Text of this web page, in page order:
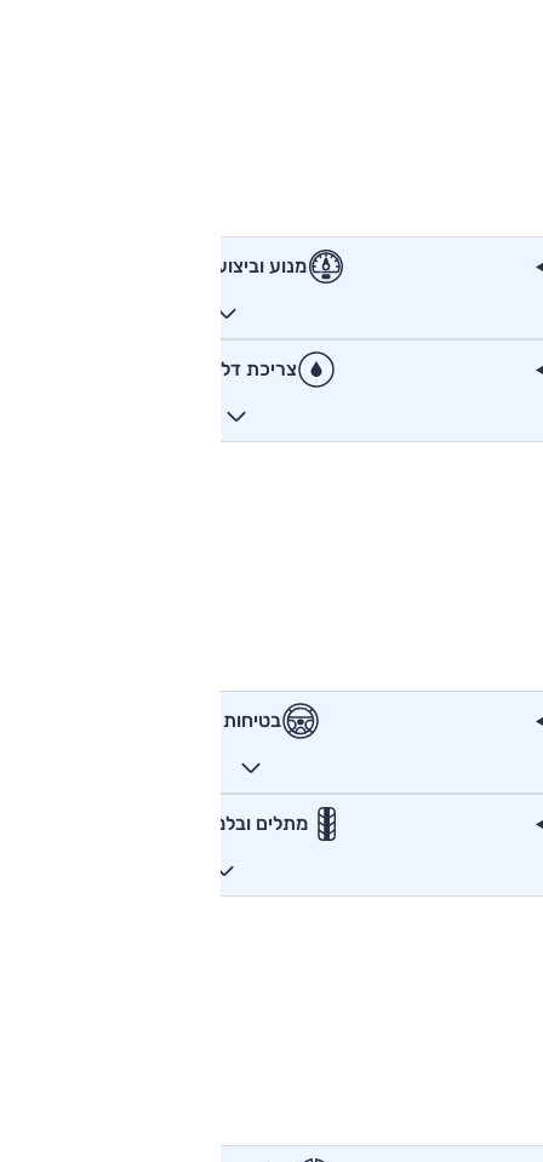
מנוע וביצועים
צריכת דלק
בטיחות
מתלים ובלמים